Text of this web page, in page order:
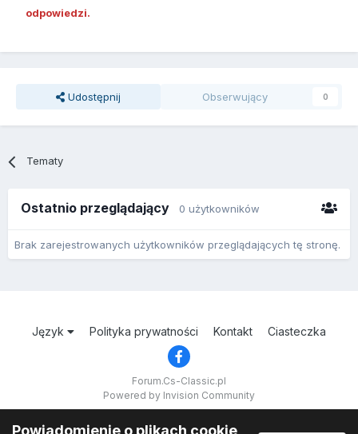
odpowiedzi.
Udostępnij Obserwujący 0
Tematy
Ostatnio przeglądający 0 użytkowników
Brak zarejestrowanych użytkowników przeglądających tę stronę.
Język Polityka prywatności Kontakt Ciasteczka
Forum.Cs-Classic.pl
Powered by Invision Community
Powiadomienie o plikach cookie